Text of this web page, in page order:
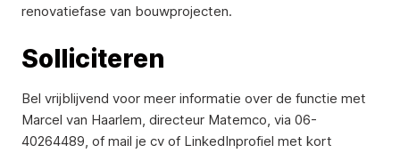
renovatiefase van bouwprojecten.
Solliciteren
Bel vrijblijvend voor meer informatie over de functie met
Marcel van Haarlem, directeur Matemco, via 06-
40264489, of mail je cv of LinkedInprofiel met kort